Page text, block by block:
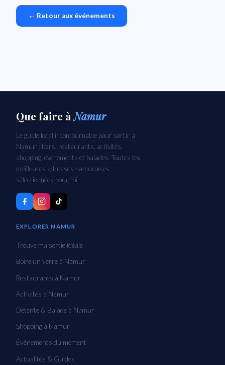
← Retour aux événements
Que faire àNamur
Le guide local incontournable pour sortir à
Namur : bars, restaurants, activités,
shopping, événements et balades. Toutes les
meilleures adresses namuroises
sélectionnées pour toi.
EXPLORER NAMUR
Trouve ma sortie idéale
Boire un verre à Namur
Restaurants à Namur
Activités à Namur
Détente & Balade à Namur
Shopping à Namur
Événements du moment
Actualités & Guides